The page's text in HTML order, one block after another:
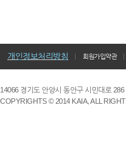
개인정보처리방침 회원가입약관
14066 경기도 안양시 동안구 시민대로
COPYRIGHTS © 2014 KAIA, ALL